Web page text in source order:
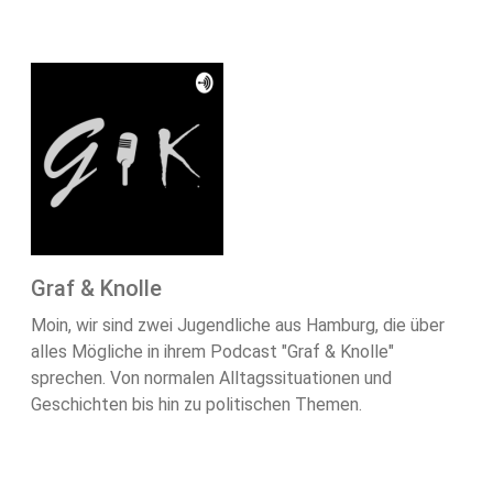
Graf & Knolle
Moin, wir sind zwei Jugendliche aus Hamburg, die über
alles Mögliche in ihrem Podcast "Graf & Knolle"
sprechen. Von normalen Alltagssituationen und
Geschichten bis hin zu politischen Themen.